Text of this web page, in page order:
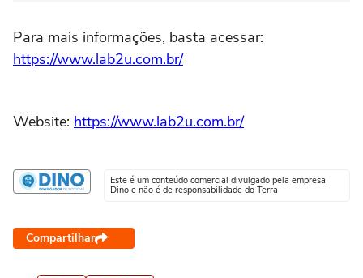
Para mais informações, basta acessar:
https://www.lab2u.com.br/
Website: https://www.lab2u.com.br/
Este é um conteúdo comercial divulgado pela empresa
Dino e não é de responsabilidade do Terra
Compartilhar